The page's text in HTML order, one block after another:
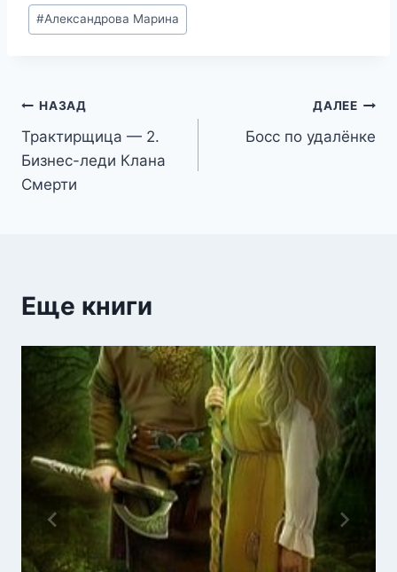
Метки
записи:
#Александрова Марина
Навигация
по
записям
НАЗАД
Трактирщица — 2.
Бизнес-леди Клана
Смерти
ДАЛЕЕ
Босс по удалёнке
Еще книги